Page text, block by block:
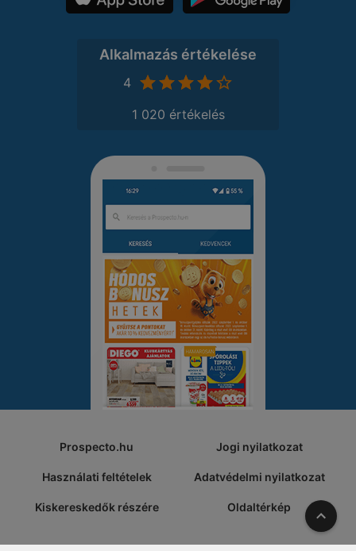
Alkalmazás értékelése
4
1 020 értékelés
Prospecto.hu Jogi nyilatkozat
Használati feltételek Adatvédelmi nyilatkozat
Kiskereskedők részére Oldaltérkép A